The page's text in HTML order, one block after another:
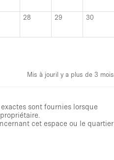
28 29 30
Mis à jouril y a plus de 3 mois
sont fournies lorsque
cet espace ou le quartier